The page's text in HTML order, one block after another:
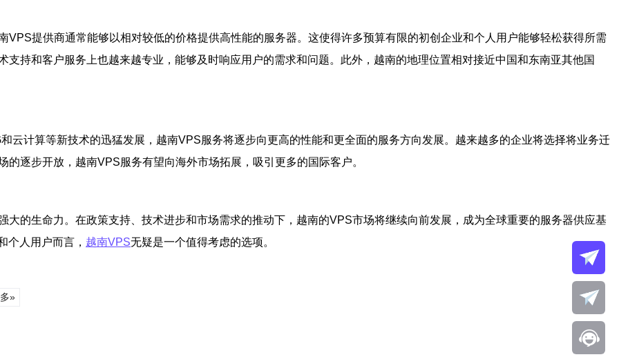
VPS提供商通常能够以相对较低的价格提供高性能的服务器。这使得许多预算有限的初创企业和个人用户能够轻松获得所需
持和客户服务上也越来越专业，能够及时响应用户的需求和问题。此外，越南的地理位置相对接近中国和东南亚其他国
云计算等新技术的迅猛发展，越南VPS服务将逐步向更高的性能和更全面的服务方向发展。越来越多的企业将选择将业务迁
逐步开放，越南VPS服务有望向海外市场拓展，吸引更多的国际客户。
大的生命力。在政策支持、技术进步和市场需求的推动下，越南的VPS市场将继续向前发展，成为全球重要的服务器供应基
个人用户而言， 越南VPS无疑是一个值得考虑的选项。
»